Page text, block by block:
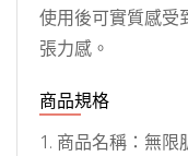
使用後可實質感受
張力感。
商品規格
1. 商品名稱：無